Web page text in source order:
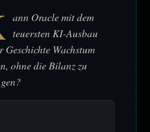
ann Oracle mit dem
teuersten KI-Ausbau
Geschichte Wachstum
ohne die Bilanz zu